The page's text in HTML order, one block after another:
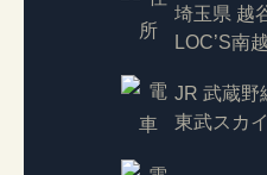
埼玉県 越
LOC’S南
JR 武蔵野
東武スカ